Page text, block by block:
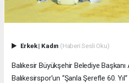
Erkek| Kadın (Haberi Sesli Oku)
Balıkesir Büyükşehir Belediye Başkanı
Balıkesirspor’un “Şanla Şerefle 60.